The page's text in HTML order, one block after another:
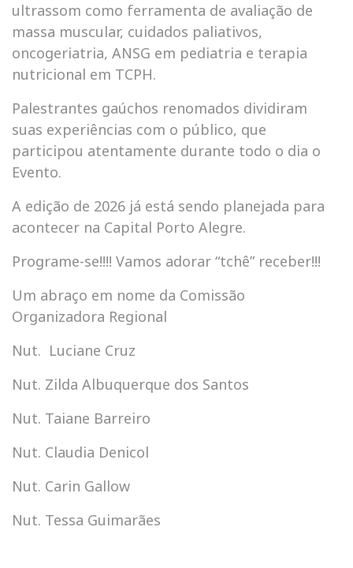
ultrassom como ferramenta de avaliação de
massa muscular, cuidados paliativos,
oncogeriatria, ANSG em pediatria e terapia
nutricional em TCPH.
Palestrantes gaúchos renomados dividiram
suas experiências com o público, que
participou atentamente durante todo o dia o
Evento.
A edição de 2026 já está sendo planejada para
acontecer na Capital Porto Alegre.
Programe-se!!!! Vamos adorar “tchê” receber!!!
Um abraço em nome da Comissão
Organizadora Regional
Nut. Luciane Cruz
Nut. Zilda Albuquerque dos Santos
Nut. Taiane Barreiro
Nut. Claudia Denicol
Nut. Carin Gallow
Nut. Tessa Guimarães